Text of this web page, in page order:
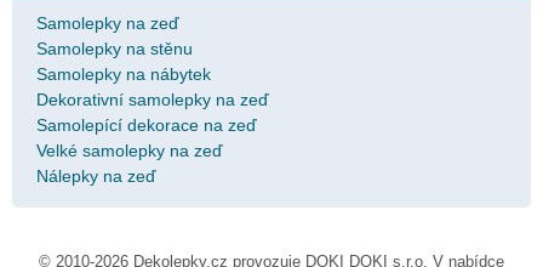
Samolepky na zeď
Samolepky na stěnu
Samolepky na nábytek
Dekorativní samolepky na zeď
Samolepící dekorace na zeď
Velké samolepky na zeď
Nálepky na zeď
© 2010-2026 Dekolepky.cz provozuje DOKI DOKI s.r.o. V nabídce